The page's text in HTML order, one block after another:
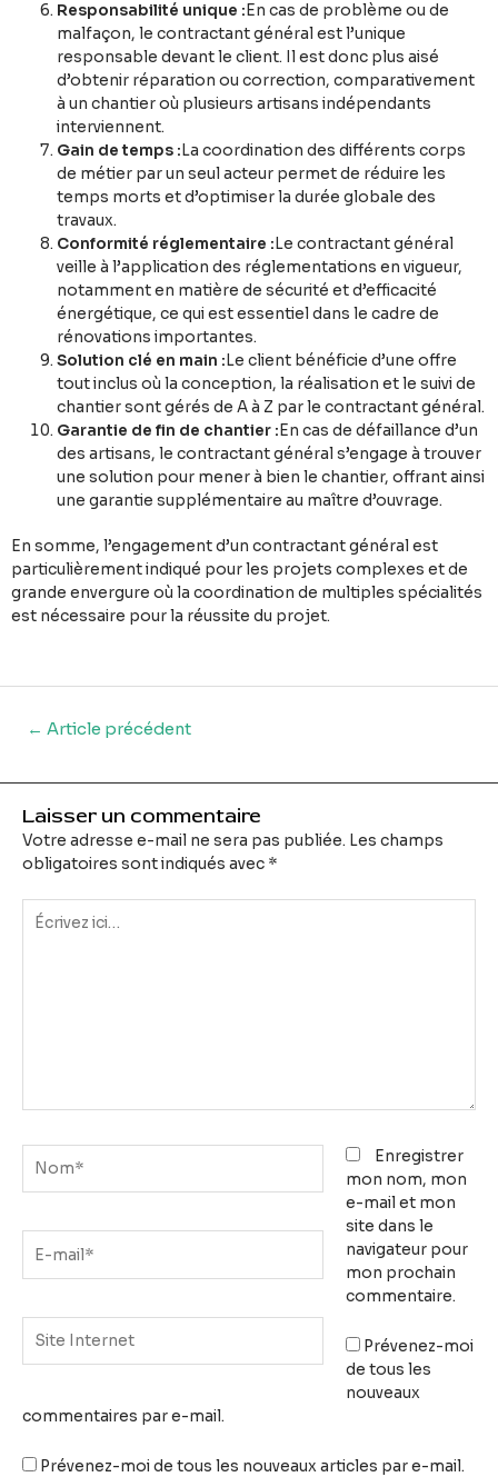
Responsabilité unique : En cas de problème ou de
malfaçon, le contractant général est l’unique
responsable devant le client. Il est donc plus aisé
d’obtenir réparation ou correction, comparativement
à un chantier où plusieurs artisans indépendants
interviennent.
Gain de temps : La coordination des différents corps
de métier par un seul acteur permet de réduire les
temps morts et d’optimiser la durée globale des
travaux.
Conformité réglementaire : Le contractant général
veille à l’application des réglementations en vigueur,
notamment en matière de sécurité et d’efficacité
énergétique, ce qui est essentiel dans le cadre de
rénovations importantes.
Solution clé en main : Le client bénéficie d’une offre
tout inclus où la conception, la réalisation et le suivi de
chantier sont gérés de A à Z par le contractant général.
Garantie de fin de chantier : En cas de défaillance d’un
des artisans, le contractant général s’engage à trouver
une solution pour mener à bien le chantier, offrant ainsi
une garantie supplémentaire au maître d’ouvrage.
En somme, l’engagement d’un contractant général est
particulièrement indiqué pour les projets complexes et de
grande envergure où la coordination de multiples spécialités
est nécessaire pour la réussite du projet.
← Article précédent
Laisser un commentaire
Votre adresse e-mail ne sera pas publiée. Les champs
obligatoires sont indiqués avec *
Écrivez
ici…
mail*
Internet
Enregistrer
mon nom, mon
e-mail et mon
site dans le
navigateur pour
mon prochain
commentaire.
Prévenez-moi
de tous les
nouveaux
commentaires par e-mail.
Prévenez-moi de tous les nouveaux articles par e-mail.